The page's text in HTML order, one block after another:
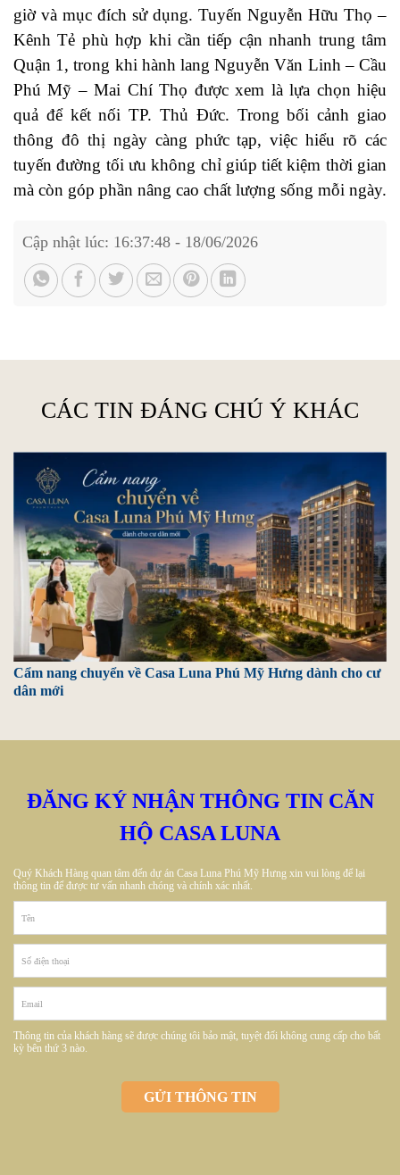
giờ và mục đích sử dụng. Tuyến Nguyễn Hữu Thọ –
Kênh Tẻ phù hợp khi cần tiếp cận nhanh trung tâm
Quận 1, trong khi hành lang Nguyễn Văn Linh – Cầu
Phú Mỹ – Mai Chí Thọ được xem là lựa chọn hiệu
quả để kết nối TP. Thủ Đức. Trong bối cảnh giao
thông đô thị ngày càng phức tạp, việc hiểu rõ các
tuyến đường tối ưu không chỉ giúp tiết kiệm thời gian
mà còn góp phần nâng cao chất lượng sống mỗi ngày.
Cập nhật lúc: 16:37:48 - 18/06/2026
CÁC TIN ĐÁNG CHÚ Ý KHÁC
Cẩm nang chuyển về Casa Luna Phú Mỹ Hưng dành cho cư
dân mới
ĐĂNG KÝ NHẬN THÔNG TIN CĂN
HỘ CASA LUNA
Quý Khách Hàng quan tâm đến dự án Casa Luna Phú Mỹ Hưng xin vui lòng để lại
thông tin để được tư vấn nhanh chóng và chính xác nhất.
Thông tin của khách hàng sẽ được chúng tôi bảo mật, tuyệt đối không cung cấp cho bất
kỳ bên thứ 3 nào.